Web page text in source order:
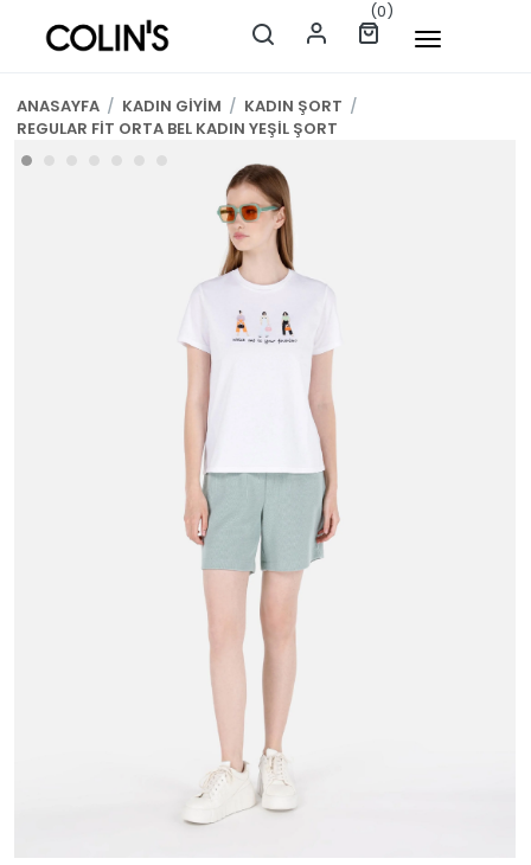
(0)
ANASAYFA / KADIN GİYİM / KADIN ŞORT /
REGULAR FİT ORTA BEL KADIN YEŞİL ŞORT